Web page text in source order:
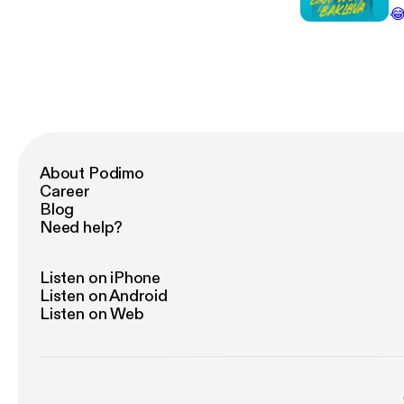
About Podimo
Career
Blog
Need help?
Listen on iPhone
Listen on Android
Listen on Web